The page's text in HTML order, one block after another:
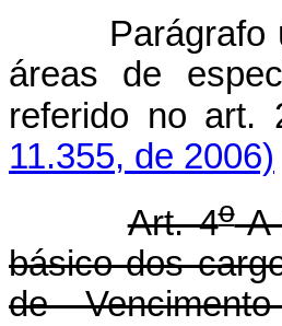
Parágrafo
áreas de
referido no art.
11.355, de 2006)
Art. 4oA
básico dos
de